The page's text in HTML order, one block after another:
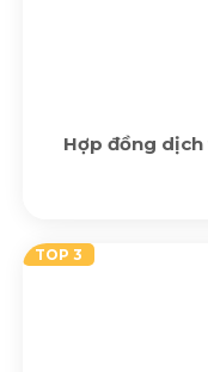
Hợp đồng